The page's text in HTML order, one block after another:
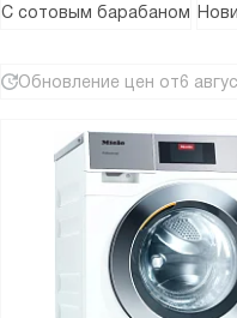
С сотовым барабаном
Обновление цен от6